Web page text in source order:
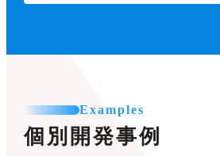
Examples
個別開発事例